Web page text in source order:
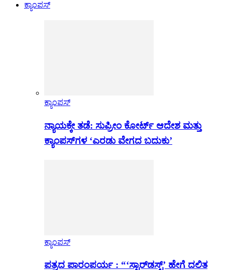
ಕ್ಯಾಂಪಸ್
ಕ್ಯಾಂಪಸ್
ನ್ಯಾಯಕ್ಕೇ ತಡೆ: ಸುಪ್ರೀಂ ಕೋರ್ಟ್ ಆದೇಶ ಮತ್ತು
ಕ್ಯಾಂಪಸ್‌ಗಳ ‘ಎರಡು ವೇಗದ ಬದುಕು’
ಕ್ಯಾಂಪಸ್
ಪತ್ರದ ಪಾರಂಪರ್ಯ : “‘ಸ್ಟಾರ್‌ಡಸ್ಟ್’ ಹೇಗೆ ದಲಿತ